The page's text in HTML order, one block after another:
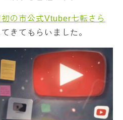
の市公式Vtuber七転さら
きてもらいました。